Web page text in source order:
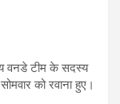
वनडे टीम के सदस्य
को रवाना हुए।